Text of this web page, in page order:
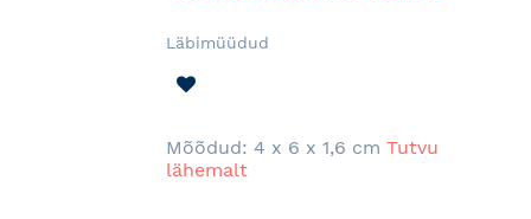
Läbimüüdud
Mõõdud: 4 x 6 x 1,6 cm Tutvu
lähemalt